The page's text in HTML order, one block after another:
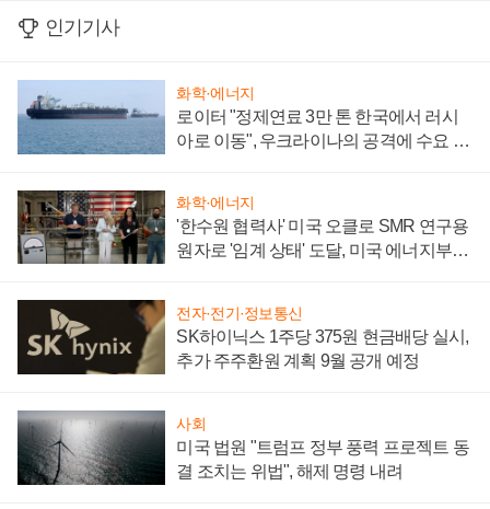
인기기사
화학·에너지
로이터 "정제연료 3만 톤 한국에서 러시
아로 이동", 우크라이나의 공격에 수요 늘
화학·에너지
'한수원 협력사' 미국 오클로 SMR 연구용
원자로 '임계 상태' 도달, 미국 에너지부
전자·전기·정보통신
SK하이닉스 1주당 375원 현금배당 실시,
추가 주주환원 계획 9월 공개 예정
사회
미국 법원 "트럼프 정부 풍력 프로젝트 동
결 조치는 위법", 해제 명령 내려